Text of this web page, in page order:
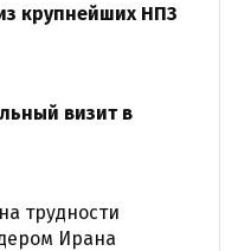
крупнейших НПЗ
визит в
трудности
Ирана